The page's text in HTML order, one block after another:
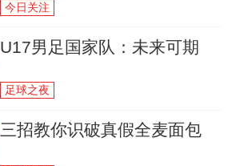
今日关注
U17男足国家队：未来可期
足球之夜
三招教你识破真假全麦面包